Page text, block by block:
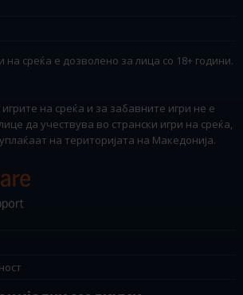
на среќа е дозволено за лица со 18+ години.
на среќа и за забавните игри не е
да учествува во странски игри на среќа,
на територијата на Македонија.